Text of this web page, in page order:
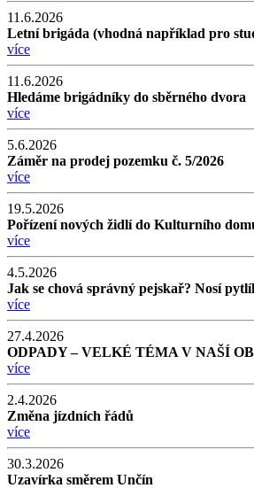
11.6.2026
Letní brigáda (vhodná například pro
více
11.6.2026
Hledáme brigádníky do sběrného dvora
více
5.6.2026
Záměr na prodej pozemku č. 5/2026
více
19.5.2026
Pořízení nových židlí do Kulturního
více
4.5.2026
Jak se chová správný pejskař? Nosí
více
27.4.2026
ODPADY – VELKÉ TÉMA V NAŠÍ
více
2.4.2026
Změna jízdních řádů
více
30.3.2026
Uzavírka směrem Unčín